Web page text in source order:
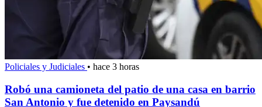
Policiales y Judiciales • hace 3 horas
Robó una camioneta del patio de una casa en barrio
San Antonio y fue detenido en Paysandú